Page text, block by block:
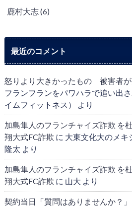
鹿村大志(6)
最近のコメント
怒りより大きかったもの 被害者
フランフランをパワハラで追い出
イムフィットネス）
より
加島隼人のフランチャイズ詐欺 を
翔大式FC詐欺 に 大東文化大のメキ
隆太 より
加島隼人のフランチャイズ詐欺 を
翔大式FC詐欺 に 山大 より
契約当日「質問はありませんか？